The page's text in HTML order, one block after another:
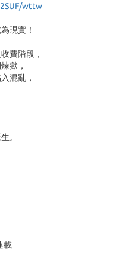
wttw
現實！
費階段，
獄，
混亂，
。
載